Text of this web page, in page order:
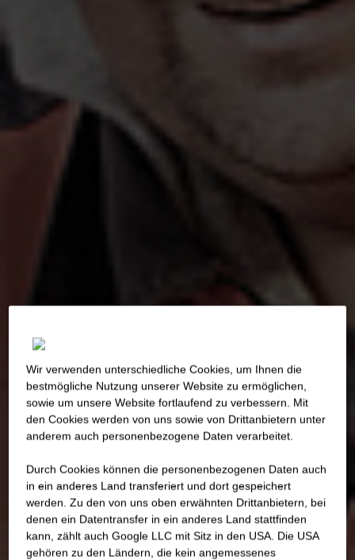
Wir verwenden unterschiedliche Cookies, um Ihnen die
best­mögliche Nutzung unserer Website zu ermöglichen,
sowie um unsere Website fortlaufend zu verbessern. Mit
den Cookies werden von uns sowie von Drittanbietern unter
anderem auch personenbezogene Daten verarbeitet.
Durch Cookies können die personenbezogenen Daten auch
in ein anderes Land transferiert und dort gespeichert
werden. Zu den von uns oben erwähnten Drittanbietern, bei
denen ein Datentransfer in ein anderes Land stattfinden
kann, zählt auch Google LLC mit Sitz in den USA. Die USA
gehören zu den Ländern, die kein angemessenes